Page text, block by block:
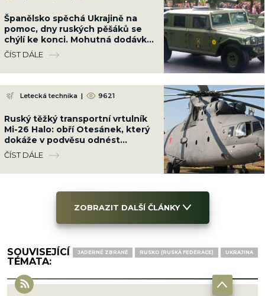
Španělsko spěchá Ukrajině na
pomoc, dny ruských pěšáků se
chýlí ke konci. Mohutná dodávka
je srovná do latě
ČÍST DÁLE
Letecká technika | 9621
Ruský těžký transportní vrtulník
Mi-26 Halo: obří Otesánek, který
dokáže v podvěsu odnést
dopravní letadlo
ČÍST DÁLE
ZOBRAZIT DALŠÍ ČLÁNKY
SOUVISEJÍCÍ
TÉMATA:
JADERNÉ ZBRANĚ RUSKO (RUSKÁ FEDERACE) UKRAJINA